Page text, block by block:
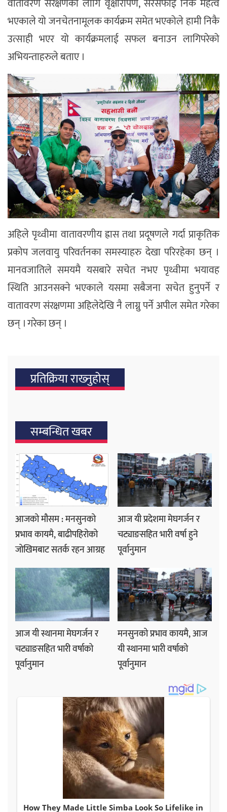
वातावरण संरक्षणका लागि वृक्षारोपण, सरसफाई निकै महत्व
भएकाले यो जनचेतनामूलक कार्यक्रम समेत भएकोले हामी निकै
उत्साही भएर यो कार्यक्रमलाई सफल बनाउन लागिपरेको
अभियन्ताहरुले बताए ।
अहिले पृथ्वीमा वातावरणीय ह्रास तथा प्रदूषणले गर्दा प्राकृतिक
प्रकोप जलवायु परिवर्तनका समस्याहरु देखा परिरहेका छन् ।
मानवजातिले समयमै यसबारे सचेत नभए पृथ्वीमा भयावह
स्थिति आउनसक्ने भएकाले यसमा सबैजना सचेत हुनुपर्ने र
वातावरण संरक्षणमा अहिलेदेखि नै लाग्नु पर्ने अपील समेत गरेका
छन् । गरेका छन् ।
प्रतिक्रिया राख्‍नुहोस्
सम्बन्धित खबर
आजको मौसम : मनसुनको
प्रभाव कायमै, बाढीपहिरोको
जोखिमबाट सतर्क रहन आग्रह
आज यी प्रदेशमा मेघगर्जन र
चट्याङसहित भारी वर्षा हुने
पूर्वानुमान
आज यी स्थानमा मेघगर्जन र
चट्याङसहित भारी वर्षाको
पूर्वानुमान
मनसुनको प्रभाव कायमै, आज
यी स्थानमा भारी वर्षाको
पूर्वानुमान